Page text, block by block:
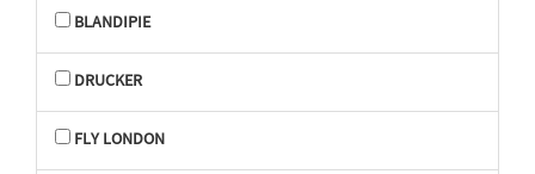
BLANDIPIE
DRUCKER
FLY LONDON